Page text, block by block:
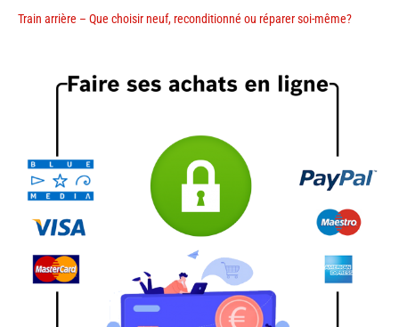
Train arrière – Que choisir neuf, reconditionné ou réparer soi-même?